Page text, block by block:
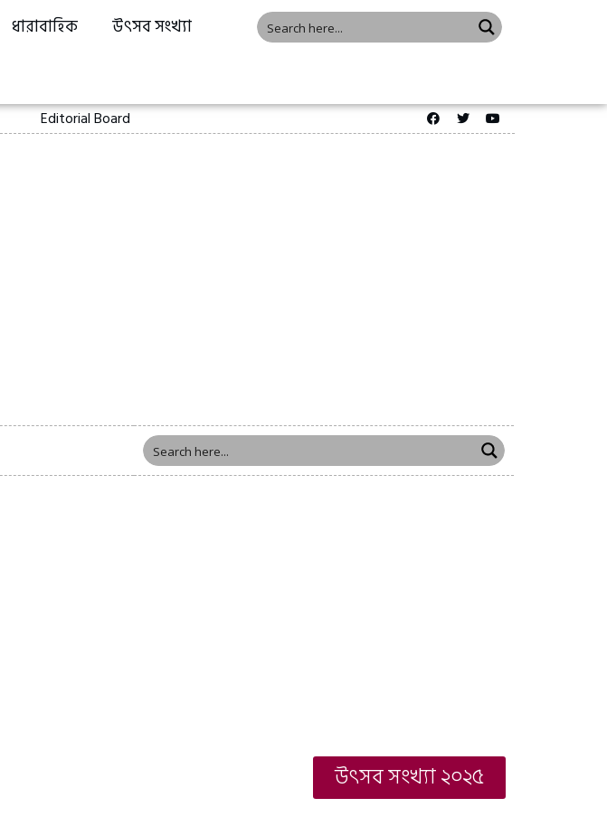
ধারাবাহিক উৎসব সংখ্যা
Editorial Board
উৎসব সংখ্যা ২০২৫